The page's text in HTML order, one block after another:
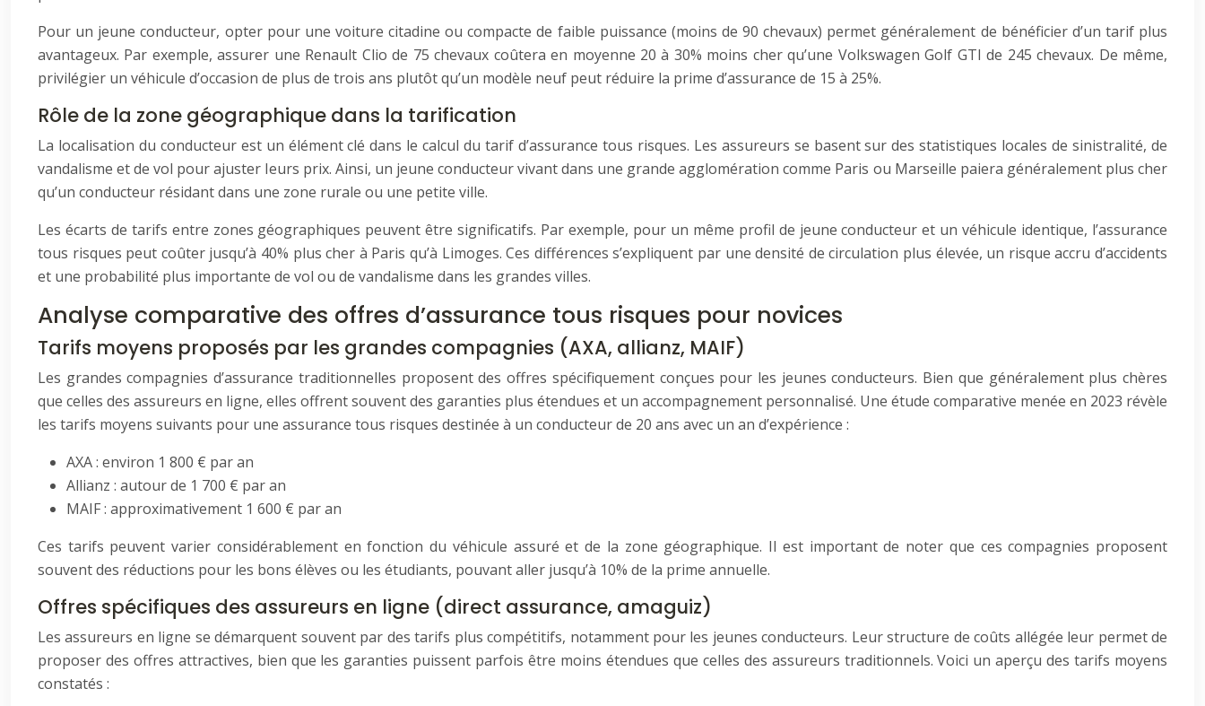
Pour un jeune conducteur, opter pour une voiture citadine ou compacte de faible puissance (moins de 90 chevaux) permet généralement de bénéficier d’un tarif plus
avantageux. Par exemple, assurer une Renault Clio de 75 chevaux coûtera en moyenne 20 à 30% moins cher qu’une Volkswagen Golf GTI de 245 chevaux. De même,
privilégier un véhicule d’occasion de plus de trois ans plutôt qu’un modèle neuf peut réduire la prime d’assurance de 15 à 25%.
Rôle de la zone géographique dans la tarification
La localisation du conducteur est un élément clé dans le calcul du tarif d’assurance tous risques. Les assureurs se basent sur des statistiques locales de sinistralité, de
vandalisme et de vol pour ajuster leurs prix. Ainsi, un jeune conducteur vivant dans une grande agglomération comme Paris ou Marseille paiera généralement plus cher
qu’un conducteur résidant dans une zone rurale ou une petite ville.
Les écarts de tarifs entre zones géographiques peuvent être significatifs. Par exemple, pour un même profil de jeune conducteur et un véhicule identique, l’assurance
tous risques peut coûter jusqu’à 40% plus cher à Paris qu’à Limoges. Ces différences s’expliquent par une densité de circulation plus élevée, un risque accru d’accidents
et une probabilité plus importante de vol ou de vandalisme dans les grandes villes.
Analyse comparative des offres d’assurance tous risques pour novices
Tarifs moyens proposés par les grandes compagnies (AXA, allianz, MAIF)
Les grandes compagnies d’assurance traditionnelles proposent des offres spécifiquement conçues pour les jeunes conducteurs. Bien que généralement plus chères
que celles des assureurs en ligne, elles offrent souvent des garanties plus étendues et un accompagnement personnalisé. Une étude comparative menée en 2023 révèle
les tarifs moyens suivants pour une assurance tous risques destinée à un conducteur de 20 ans avec un an d’expérience :
AXA : environ 1 800 € par an
Allianz : autour de 1 700 € par an
MAIF : approximativement 1 600 € par an
Ces tarifs peuvent varier considérablement en fonction du véhicule assuré et de la zone géographique. Il est important de noter que ces compagnies proposent
souvent des réductions pour les bons élèves ou les étudiants, pouvant aller jusqu’à 10% de la prime annuelle.
Offres spécifiques des assureurs en ligne (direct assurance, amaguiz)
Les assureurs en ligne se démarquent souvent par des tarifs plus compétitifs, notamment pour les jeunes conducteurs. Leur structure de coûts allégée leur permet de
proposer des offres attractives, bien que les garanties puissent parfois être moins étendues que celles des assureurs traditionnels. Voici un aperçu des tarifs moyens
constatés :